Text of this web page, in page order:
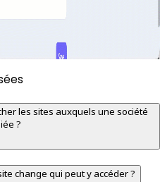
les sites auxquels une société
?
change qui peut y accéder ?